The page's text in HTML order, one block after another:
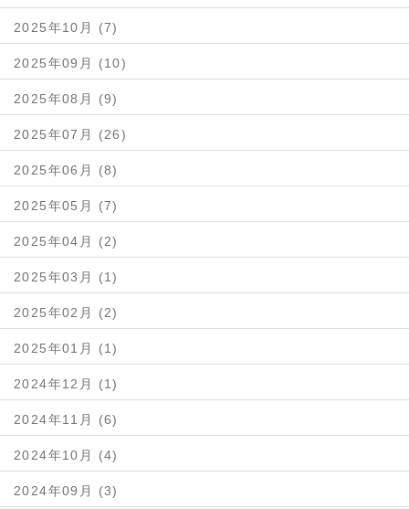
2025年10月 (7)
2025年09月 (10)
2025年08月 (9)
2025年07月 (26)
2025年06月 (8)
2025年05月 (7)
2025年04月 (2)
2025年03月 (1)
2025年02月 (2)
2025年01月 (1)
2024年12月 (1)
2024年11月 (6)
2024年10月 (4)
2024年09月 (3)